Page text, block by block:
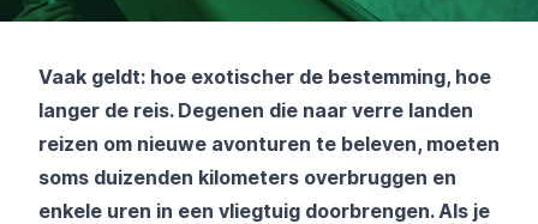
Vaak geldt: hoe exotischer de bestemming, hoe
langer de reis. Degenen die naar verre landen
reizen om nieuwe avonturen te beleven, moeten
soms duizenden kilometers overbruggen en
enkele uren in een vliegtuig doorbrengen. Als je